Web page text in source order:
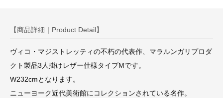
【商品詳細｜Product Detail】
ヴィコ・マジストレッティの不朽の代表作、マラルンガリプロダ
クト製品3人掛けレザー仕様タイプMです。
W232cmとなります。
ニューヨーク近代美術館にコレクションされている名作。